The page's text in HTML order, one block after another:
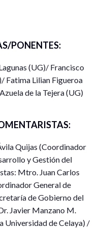
las actividades
Sociales, Campus León.
Sociales de la
León desarrolla desde
Estudios Sociopolíticos
América Latina, diversas
como de los
Lo que permite resaltar la
PONENTES:
(UG)/ Francisco
Fatima Lilian Figueroa
de la Tejera (UG)
Quijas (Coordinador
y Gestión del
Mtro. Juan Carlos
General de
de Gobierno del
Javier Manzano M.
Universidad de Celaya) /